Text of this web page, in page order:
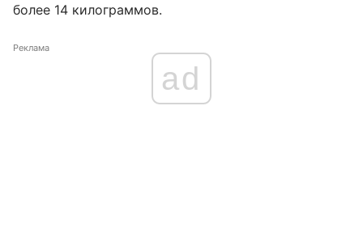
более 14 килограммов.
Реклама
ad